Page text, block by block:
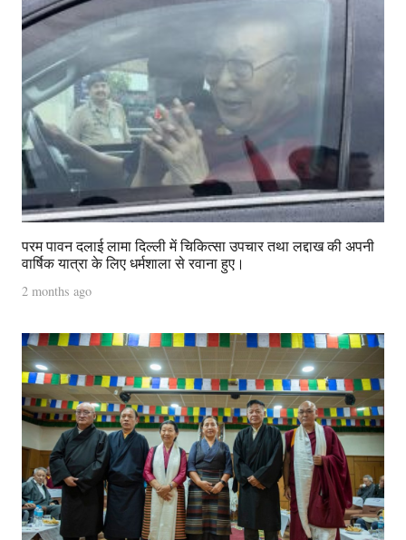
परम पावन दलाई लामा दिल्ली में चिकित्सा उपचार तथा लद्दाख की अपनी
वार्षिक यात्रा के लिए धर्मशाला से रवाना हुए।
2 months ago